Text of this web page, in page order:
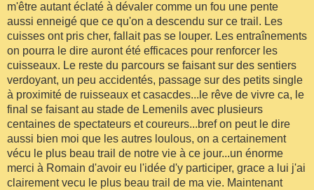
m'être autant éclaté à dévaler comme un fou une pente
aussi enneigé que ce qu'on a descendu sur ce trail. Les
cuisses ont pris cher, fallait pas se louper. Les entraînements
on pourra le dire auront été efficaces pour renforcer les
cuisseaux. Le reste du parcours se faisant sur des sentiers
verdoyant, un peu accidentés, passage sur des petits single
à proximité de ruisseaux et casacdes...le rêve de vivre ca, le
final se faisant au stade de Lemenils avec plusieurs
centaines de spectateurs et coureurs...bref on peut le dire
aussi bien moi que les autres loulous, on a certainement
vécu le plus beau trail de notre vie à ce jour...un énorme
merci à Romain d'avoir eu l'idée d'y participer, grace a lui j'ai
clairement vecu le plus beau trail de ma vie. Maintenant